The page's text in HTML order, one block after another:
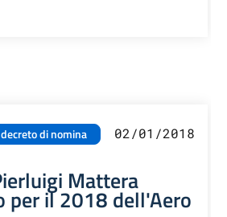
decreto di nomina 02/01/2018
Mattera
per il 2018 dell'Aero